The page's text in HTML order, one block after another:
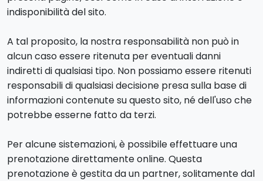
indisponibilità del sito.
A tal proposito, la nostra responsabilità non può in
alcun caso essere ritenuta per eventuali danni
indiretti di qualsiasi tipo. Non possiamo essere ritenuti
responsabili di qualsiasi decisione presa sulla base di
informazioni contenute su questo sito, né dell'uso che
potrebbe esserne fatto da terzi.
Per alcune sistemazioni, è possibile effettuare una
prenotazione direttamente online. Questa
prenotazione è gestita da un partner, solitamente dal